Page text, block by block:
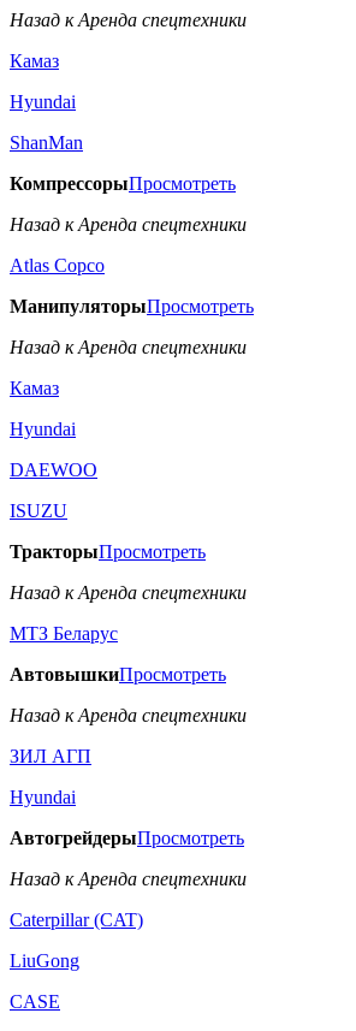
Назад к Аренда спецтехники
Камаз
Hyundai
ShanMan
КомпрессорыПросмотреть
Назад к Аренда спецтехники
Аtlas Copco
МанипуляторыПросмотреть
Назад к Аренда спецтехники
Камаз
Hyundai
DAEWOO
ISUZU
ТракторыПросмотреть
Назад к Аренда спецтехники
МТЗ Беларус
АвтовышкиПросмотреть
Назад к Аренда спецтехники
ЗИЛ АГП
Hyundai
АвтогрейдерыПросмотреть
Назад к Аренда спецтехники
Caterpillar (CAT)
LiuGong
CASE